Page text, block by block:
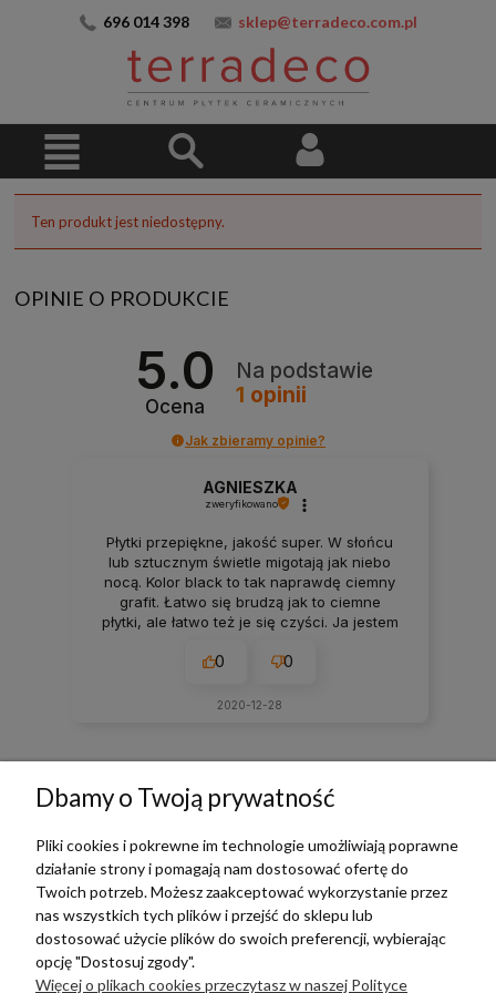
696 014 398 sklep@terradeco.com.pl
Ten produkt jest niedostępny.
OPINIE O PRODUKCIE
5.0
Ocena
Na podstawie
1 opinii
Jak zbieramy opinie?
AGNIESZKA
zweryfikowano
Płytki przepiękne, jakość super. W słońcu
lub sztucznym świetle migotają jak niebo
nocą. Kolor black to tak naprawdę ciemny
grafit. Łatwo się brudzą jak to ciemne
płytki, ale łatwo też je się czyści. Ja jestem
szarych na schody i korytarz na piętrze.
0 0
2020-12-28
TERRADECO
BAZA WIEDZY
Dbamy o Twoją prywatność
Pliki cookies i pokrewne im technologie umożliwiają poprawne
działanie strony i pomagają nam dostosować ofertę do
Twoich potrzeb. Możesz zaakceptować wykorzystanie przez
nas wszystkich tych plików i przejść do sklepu lub
dostosować użycie plików do swoich preferencji, wybierając
opcję "Dostosuj zgody".
Więcej o plikach cookies przeczytasz w naszej Polityce